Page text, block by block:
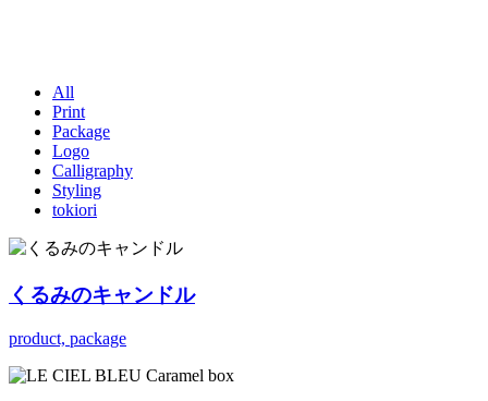
All
Print
Package
Logo
Calligraphy
Styling
tokiori
くるみのキャンドル
product, package